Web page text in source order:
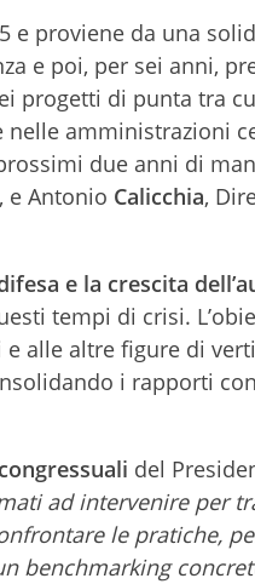
e proviene da una
e poi, per sei anni,
progetti di punta tra
nelle amministrazioni
due anni di
e Antonio Calicchia,
e la crescita
tempi di crisi.
e alle altre figure di
i rapporti
del
ad intervenire per
le pratiche,
benchmarking